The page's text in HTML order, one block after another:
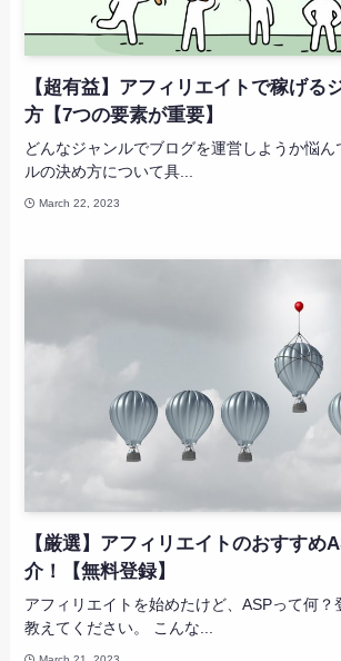
【超有益】アフィリエイトで稼げる
方【7つの要素が重要】
どんなジャンルでブログを運営しようか悩ん
ルの決め方について具...
March 22, 2023
【厳選】アフィリエイトのおすすめ
介！【無料登録】
アフィリエイトを始めたけど、ASPって何？
教えてください。 こんな...